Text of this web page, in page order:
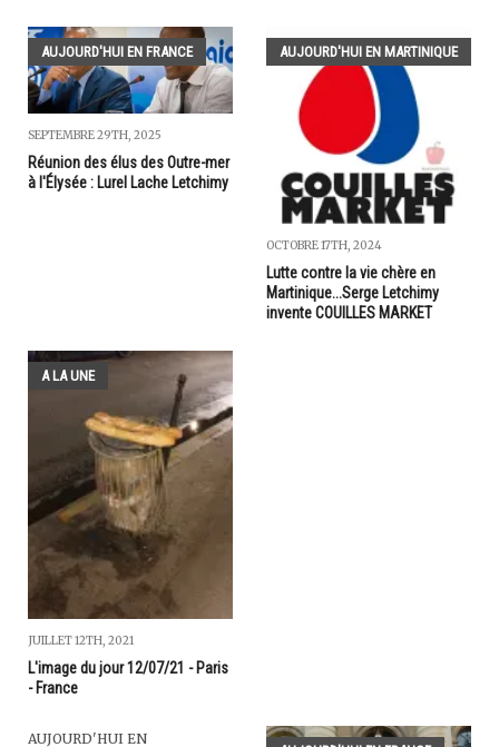
AUJOURD'HUI EN FRANCE
SEPTEMBRE 29TH, 2025
Réunion des élus des Outre-mer
à l'Élysée : Lurel Lache Letchimy
AUJOURD'HUI EN MARTINIQUE
OCTOBRE 17TH, 2024
Lutte contre la vie chère en
Martinique...Serge Letchimy
invente COUILLES MARKET
A LA UNE
JUILLET 12TH, 2021
L'image du jour 12/07/21 - Paris
- France
AUJOURD'HUI EN